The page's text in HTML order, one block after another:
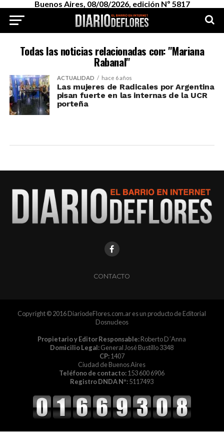
Buenos Aires, 08/08/2026, edición Nº 5817
Todas las noticias relacionadas con: "Mariana
Rabanal"
ACTUALIDAD hace 6 años
Las mujeres de Radicales por Argentina
pisan fuerte en las internas de la UCR
porteña
CONTACTO
Copyright © 2016 DiariodeFlores.com.ar es un producto de Editorial
Dosnucleos
Propietario y Editor Responsable:Roberto D´Anna
Domicilio Legal:General José Bustillo 3348
CP:1407
Ciudad de Buenos Aires
Teléfono de contacto:153 600 6906
Registro DNDA Nº:5117493